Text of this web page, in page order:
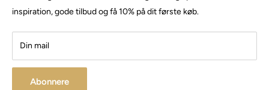
Besøg vores store butik / showroom i Brabrand.
inspiration, gode tilbud og få 10% på dit første køb.
Din mail
Abonnere
CVR:41 50 56 21